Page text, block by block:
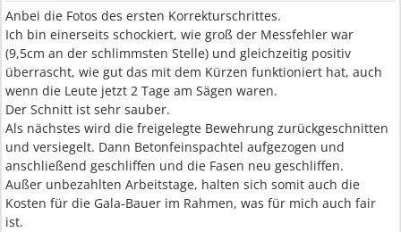
Anbei die Fotos des ersten Korrekturschrittes.
Ich bin einerseits schockiert, wie groß der Messfehler war
(9,5cm an der schlimmsten Stelle) und gleichzeitig positiv
überrascht, wie gut das mit dem Kürzen funktioniert hat, auch
wenn die Leute jetzt 2 Tage am Sägen waren.
Der Schnitt ist sehr sauber.
Als nächstes wird die freigelegte Bewehrung zurückgeschnitten
und versiegelt. Dann Betonfeinspachtel aufgezogen und
anschließend geschliffen und die Fasen neu geschliffen.
Außer unbezahlten Arbeitstage, halten sich somit auch die
Kosten für die Gala-Bauer im Rahmen, was für mich auch fair
ist.